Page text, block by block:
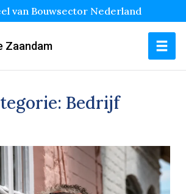
van Bouwsector Nederland
Zaandam
Bedrijf